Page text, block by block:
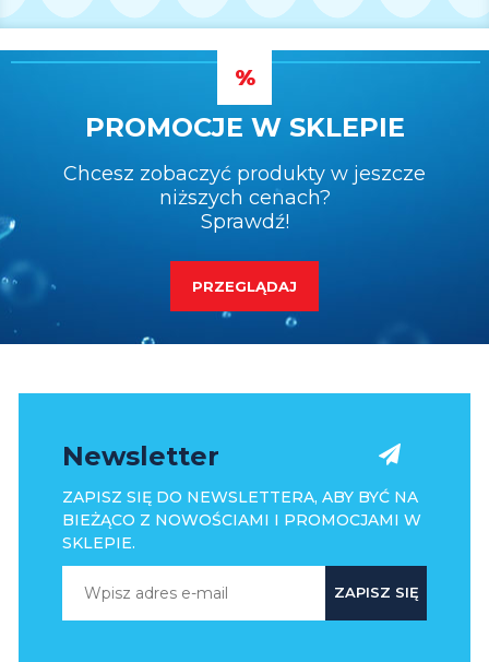
PROMOCJE W SKLEPIE
Chcesz zobaczyć produkty w jeszcze
niższych cenach?
Sprawdź!
PRZEGLĄDAJ
Newsletter
ZAPISZ SIĘ DO NEWSLETTERA, ABY BYĆ NA
BIEŻĄCO Z NOWOŚCIAMI I PROMOCJAMI W
SKLEPIE.
ZAPISZ SIĘ